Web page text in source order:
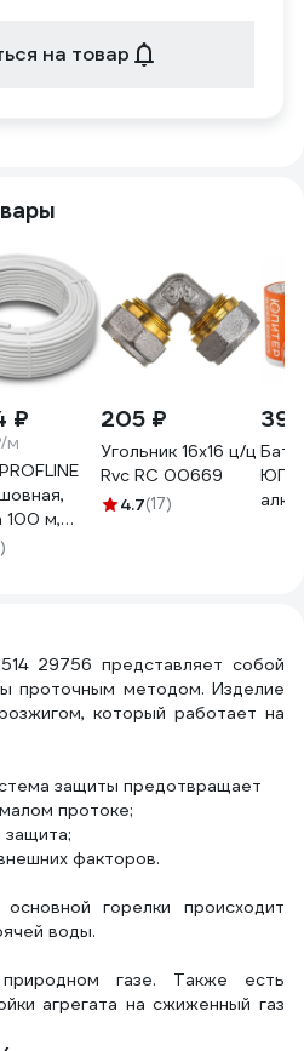
на товар
₽
м
100 м,
205 ₽
Угольник 16х16 ц/ц
Rvc RC 00669
4.7(17)
29756 представляет собой
проточным методом. Изделие
который работает на
защиты предотвращает
протоке;
защита;
факторов.
горелки происходит
воды.
газе. Также есть
агрегата на сжиженный газ